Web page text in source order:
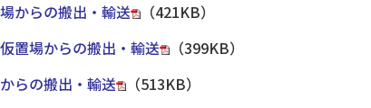
からの搬出・輸送
（421KB）
置場からの搬出・輸送
（399KB）
らの搬出・輸送
（513KB）